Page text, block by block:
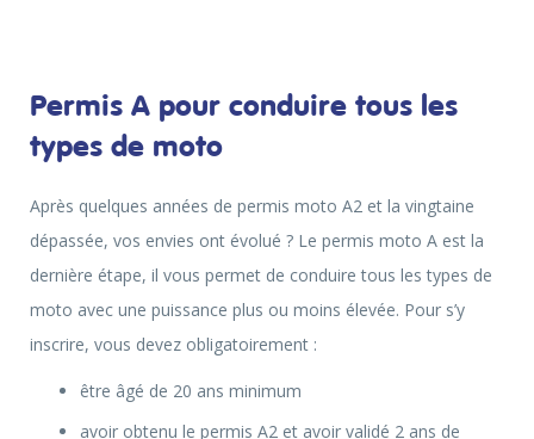
Permis A pour conduire tous les
types de moto
Après quelques années de permis moto A2 et la vingtaine
dépassée, vos envies ont évolué ? Le permis moto A est la
dernière étape, il vous permet de conduire tous les types de
moto avec une puissance plus ou moins élevée. Pour s’y
inscrire, vous devez obligatoirement :
être âgé de 20 ans minimum
avoir obtenu le permis A2 et avoir validé 2 ans de